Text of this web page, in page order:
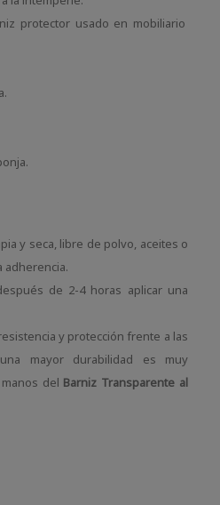
protector usado en mobiliario
y seca, libre de polvo, aceites o
adherencia.
de 2-4 horas aplicar una
y protección frente a las
mayor durabilidad es muy
del Barniz Transparente al